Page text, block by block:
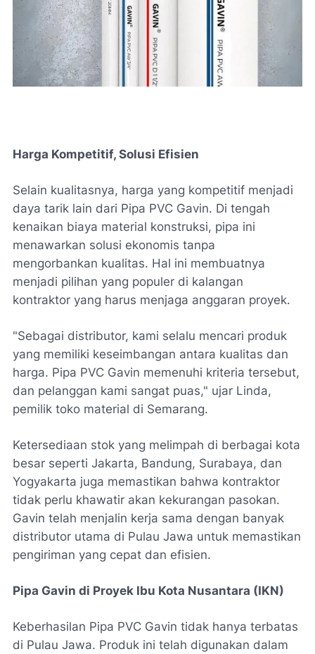
Harga Kompetitif, Solusi Efisien
Selain kualitasnya, harga yang kompetitif menjadi
daya tarik lain dari Pipa PVC Gavin. Di tengah
kenaikan biaya material konstruksi, pipa ini
menawarkan solusi ekonomis tanpa
mengorbankan kualitas. Hal ini membuatnya
menjadi pilihan yang populer di kalangan
kontraktor yang harus menjaga anggaran proyek.
"Sebagai distributor, kami selalu mencari produk
yang memiliki keseimbangan antara kualitas dan
harga. Pipa PVC Gavin memenuhi kriteria tersebut,
dan pelanggan kami sangat puas," ujar Linda,
pemilik toko material di Semarang.
Ketersediaan stok yang melimpah di berbagai kota
besar seperti Jakarta, Bandung, Surabaya, dan
Yogyakarta juga memastikan bahwa kontraktor
tidak perlu khawatir akan kekurangan pasokan.
Gavin telah menjalin kerja sama dengan banyak
distributor utama di Pulau Jawa untuk memastikan
pengiriman yang cepat dan efisien.
Pipa Gavin di Proyek Ibu Kota Nusantara (IKN)
Keberhasilan Pipa PVC Gavin tidak hanya terbatas
di Pulau Jawa. Produk ini telah digunakan dalam